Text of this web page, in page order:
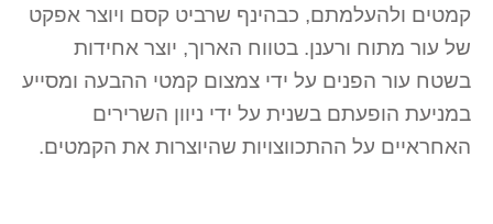
קמטים ולהעלמתם, כבהינף שרביט קסם ויוצר אפקט
של עור מתוח ורענן. בטווח הארוך, יוצר אחידות
בשטח עור הפנים על ידי צמצום קמטי ההבעה ומסייע
במניעת הופעתם בשנית על ידי ניוון השרירים
האחראיים על ההתכווצויות שהיוצרות את הקמטים.